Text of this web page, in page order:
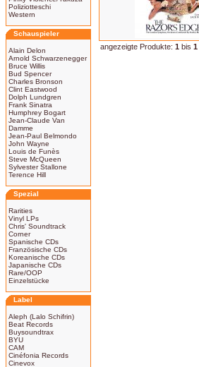
Poliziotteschi
Western
Schauspieler
Alain Delon
Arnold Schwarzenegger
Bruce Willis
Bud Spencer
Charles Bronson
Clint Eastwood
Dolph Lundgren
Frank Sinatra
Humphrey Bogart
Jean-Claude Van
Damme
Jean-Paul Belmondo
John Wayne
Louis de Funès
Steve McQueen
Sylvester Stallone
Terence Hill
Spezial
Rarities
Vinyl LPs
Chris' Soundtrack
Corner
Spanische CDs
Französische CDs
Koreanische CDs
Japanische CDs
Rare/OOP
Einzelstücke
Label
Aleph (Lalo Schifrin)
Beat Records
Buysoundtrax
BYU
CAM
Cinéfonia Records
Cinevox
angezeigte Produkte: 1 bis 1